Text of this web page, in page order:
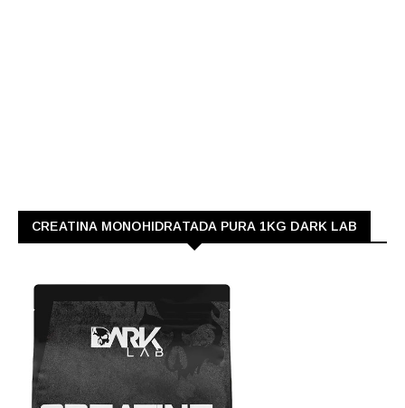
CREATINA MONOHIDRATADA PURA 1KG DARK LAB